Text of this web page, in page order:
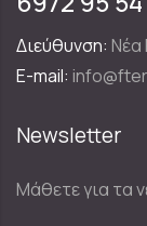
Διεύθυνση: Νέα
E-mail:
Newsletter
Μάθετε για τα